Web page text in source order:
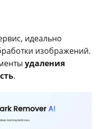
идеально
изображений.
удаления
.